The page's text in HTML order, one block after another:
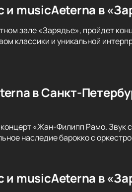
и musicAeterna в
зале «Зарядье», пройдет
классики и уникальной
в Санкт-
«Жан-Филипп Рамо.
наследие барокко с
и musicAeterna в